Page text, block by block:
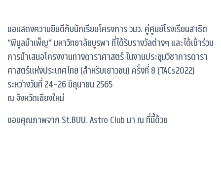
ขอแสดงความยินดีกับนักเรียนโครงการ วมว. คู่ศูนย์โรงเรียนสาธิต
“พิบูลบำเพ็ญ” มหาวิทยาลัยบูรพา ที่ได้รับรางวัลต่างๆ และได้เข้าร่วม
การนำเสนอโครงงานทางดาราศาสตร์ ในงานประชุมวิชาการดารา
ศาสตร์เเห่งประเทศไทย (สำหรับเยาวชน) ครั้งที่ 8 (TACs2022)
ระหว่างวันที่ 24-26 มิถุนายน 2565
ณ จังหวัดเชียงใหม่
ขอบคุณภาพจาก St.BUU. Astro Club มา ณ ที่นี้ด้วย